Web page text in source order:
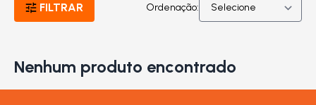
FILTRAR Ordenação:
Nenhum produto encontrado